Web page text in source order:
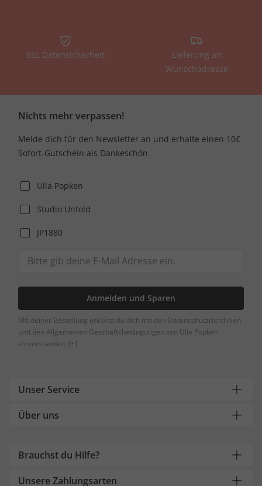
SSL Datensicherheit
Lieferung an
Wunschadresse
Nichts mehr verpassen!
Melde dich für den Newsletter an und erhalte einen 10€
Sofort-Gutschein als Dankeschön
Ulla Popken
Studio Untold
JP1880
Anmelden und Sparen
Mit deiner Bestellung erklärst du dich mit den Datenschutzrichtlinien
und den Allgemeinen Geschäftsbedingungen von Ulla Popken
einverstanden. [+]
Unser Service
Über uns
Brauchst du Hilfe?
Unsere Zahlungsarten